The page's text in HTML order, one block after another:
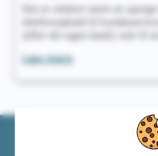
Det er relativt nemt at
telefonopkald til
(eller din egen bank) nok til
Læs mereOpsig